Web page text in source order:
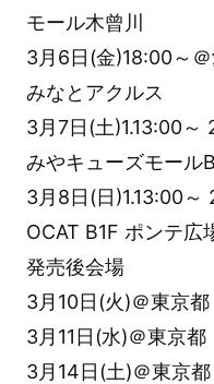
モール木曾川
3月6日(金)18:00～
みなとアクルス
3月7日(土)1.13:00～
みやキューズモール
3月8日(日)1.13:00～
OCAT B1F ポンテ広
発売後会場
3月10日(火)＠東京
3月11日(水)＠東京
3月14日(土)＠東京